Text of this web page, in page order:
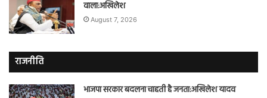
वाला:अखिलेश
August 7, 2026
राजनीति
भाजपा सरकार बदलना चाहती है जनता:अखिलेश यादव